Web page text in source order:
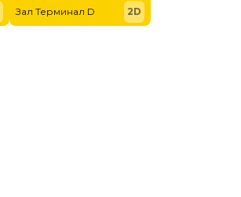
Зал Терминал D
2D